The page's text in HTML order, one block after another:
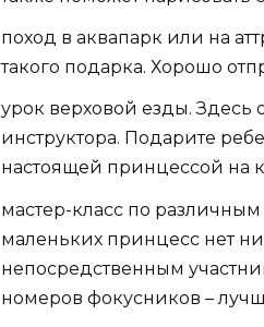
поход в аквапарк или на
такого подарка. Хорошо
урок верховой езды. Здесь
инструктора. Подарите
настоящей принцессой на
мастер-класс по
маленьких принцесс нет
непосредственным
номеров фокусников –